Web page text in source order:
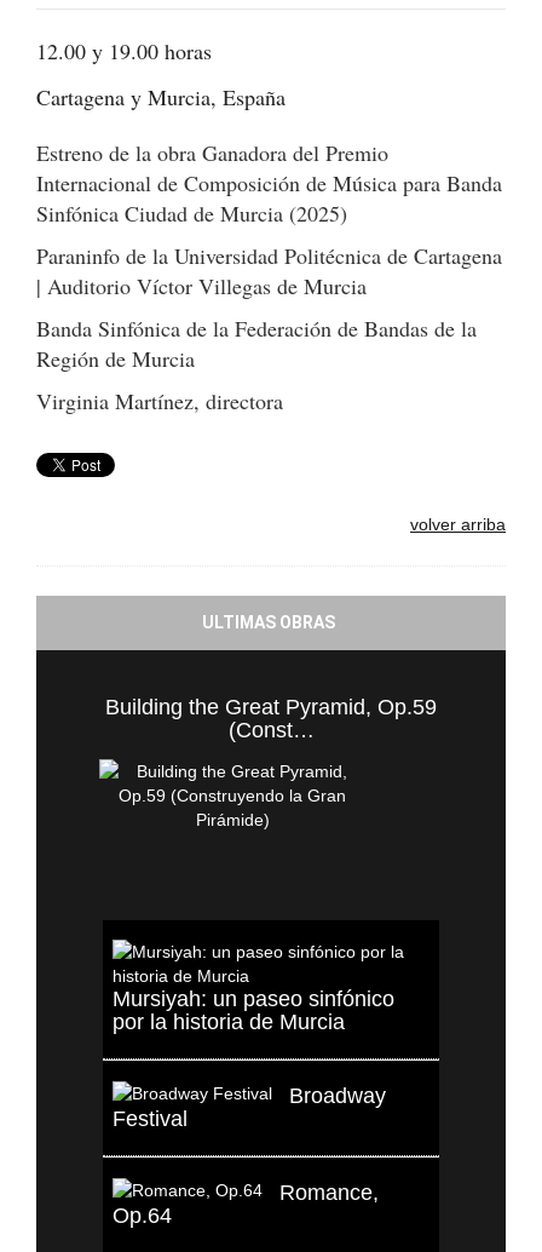
12.00 y 19.00 horas
Cartagena y Murcia, España
Estreno de la obra Ganadora del Premio
Internacional de Composición de Música para Banda
Sinfónica Ciudad de Murcia (2025)
Paraninfo de la Universidad Politécnica de Cartagena
| Auditorio Víctor Villegas de Murcia
Banda Sinfónica de la Federación de Bandas de la
Región de Murcia
Virginia Martínez, directora
volver arriba
ULTIMAS OBRAS
Building the Great Pyramid, Op.59
(Const…
Mursiyah: un paseo sinfónico
por la historia de Murcia
Broadway
Festival
Romance,
Op.64